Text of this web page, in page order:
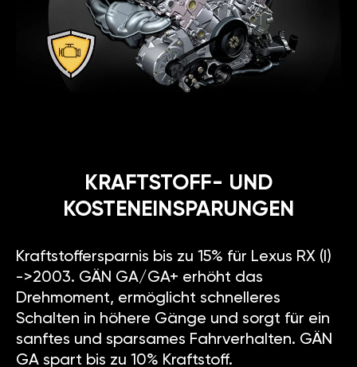
KRAFTSTOFF- UND
KOSTENEINSPARUNGEN
Kraftstoffersparnis bis zu 15% für Lexus RX (I)
->2003. GÄN GA/GA+ erhöht das
Drehmoment, ermöglicht schnelleres
Schalten in höhere Gänge und sorgt für ein
sanftes und sparsames Fahrverhalten. GÄN
GA spart bis zu 10% Kraftstoff.